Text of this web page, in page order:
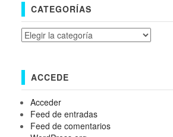
CATEGORÍAS
Categorías
ACCEDE
Acceder
Feed de entradas
Feed de comentarios